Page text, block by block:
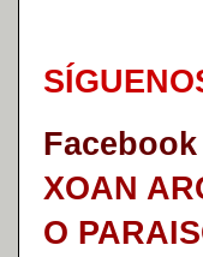
SÍ
Facebook
XOAN
O